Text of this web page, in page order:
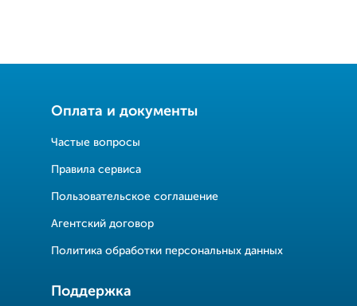
Оплата и документы
Частые вопросы
Правила сервиса
Пользовательское соглашение
Агентский договор
Политика обработки персональных данных
Поддержка